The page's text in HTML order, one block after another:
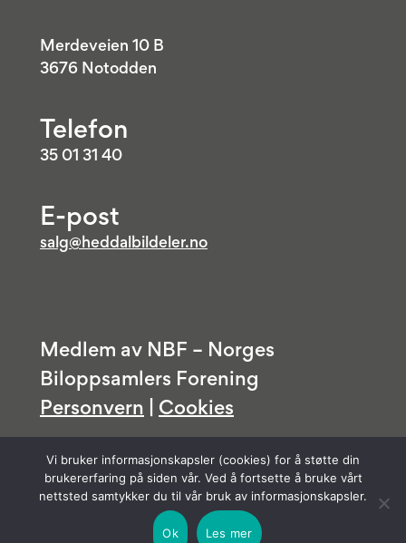
Merdeveien 10 B
3676 Notodden
Telefon
35 01 31 40
E-post
salg@heddalbildeler.no
Medlem av NBF – Norges
Biloppsamlers Forening
Personvern
Cookies
Vi bruker informasjonskapsler (cookies) for å støtte din
brukererfaring på siden vår. Ved å fortsette å bruke vårt
nettsted samtykker du til vår bruk av informasjonskapsler.
Ok Les mer